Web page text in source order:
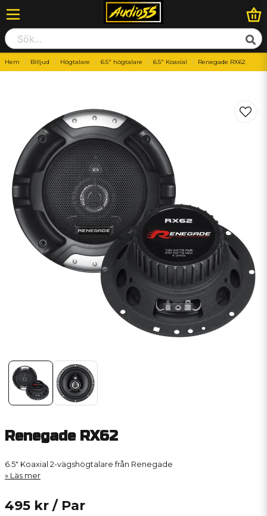
Hem Billjud Högtalare 6.5" högtalare 6.5" Koaxial Renegade RX62
Renegade RX62
6.5" Koaxial 2-vägshögtalare från Renegade
Läs mer
495 kr / Par